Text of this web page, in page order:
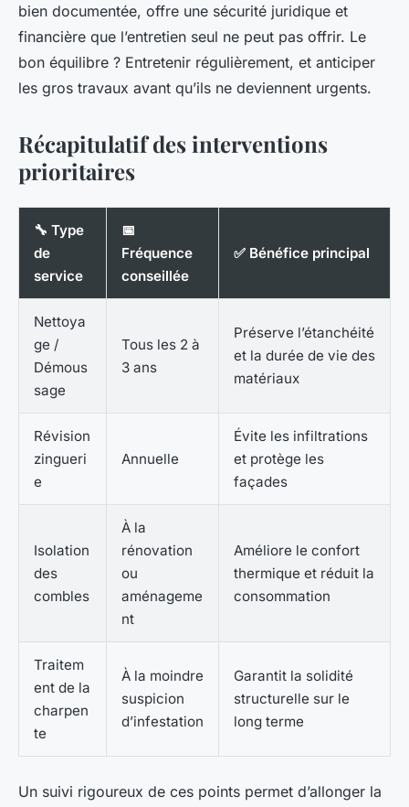
bien documentée, offre une sécurité juridique et
financière que l’entretien seul ne peut pas offrir. Le
bon équilibre ? Entretenir régulièrement, et anticiper
les gros travaux avant qu’ils ne deviennent urgents.
Récapitulatif des interventions
prioritaires
🔧 Type
de
service
📅
Fréquence
conseillée
✅ Bénéfice principal
Nettoya
ge /
Démous
sage
Tous les 2 à
3 ans
Préserve l’étanchéité
et la durée de vie des
matériaux
Révision
zingueri
e
Annuelle
Évite les infiltrations
et protège les
façades
Isolation
des
combles
À la
rénovation
ou
aménageme
nt
Améliore le confort
thermique et réduit la
consommation
Traitem
ent de la
charpen
te
À la moindre
suspicion
d’infestation
Garantit la solidité
structurelle sur le
long terme
Un suivi rigoureux de ces points permet d’allonger la